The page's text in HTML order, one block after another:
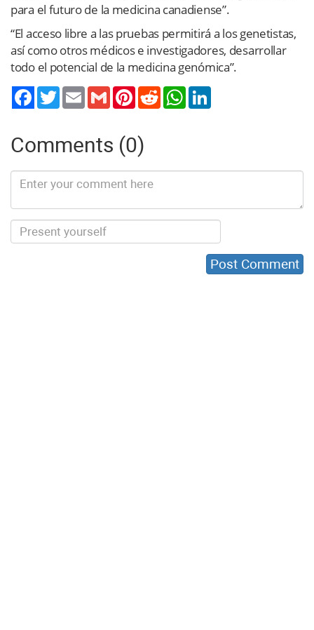
para el futuro de la medicina canadiense”.
“El acceso libre a las pruebas permitirá a los genetistas,
así como otros médicos e investigadores, desarrollar
todo el potencial de la medicina genómica”.
TwitterEmail Gmail PinterestReddit WhatsApp
Comments (0)